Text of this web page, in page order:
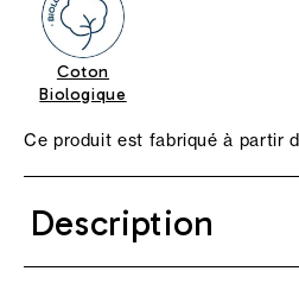
Coton
Biologique
Ce produit est fabriqué à partir
Description